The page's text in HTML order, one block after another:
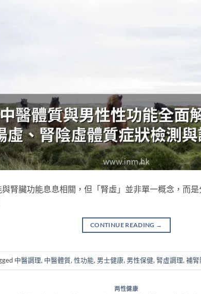
腎臟功能息息相關，但「腎虛」並非單一概念，而
CONTINUE READING →
中醫調理, 中醫體質, 性功能, 男士健康, 男性保健, 腎虛調理, 補腎
两性健康